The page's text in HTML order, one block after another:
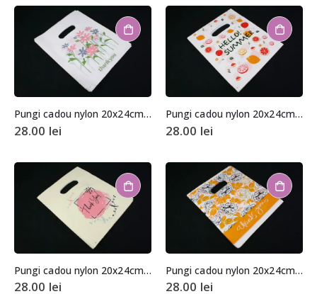
Pungi cadou nylon 20x24cm (aprox. 100 buc. +/- 2 buc.)
28.00 lei
Pungi cadou nylon 20x24cm (aprox. 100 buc. +/- 2 buc.)
28.00 lei
Pungi cadou nylon 20x24cm (aprox. 100 buc. +/- 2 buc.)
28.00 lei
Pungi cadou nylon 20x24cm (aprox. 100 buc. +/- 2 buc.)
28.00 lei